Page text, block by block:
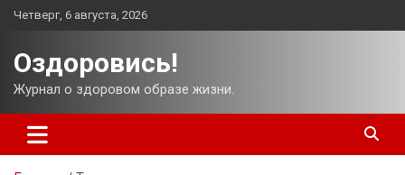
Перейти
Четверг, 6 августа, 2026
Оздоровись!
Журнал о здоровом образе жизни.